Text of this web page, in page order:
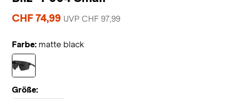
CHF 74,99 UVP CHF 97,99
Farbe: matte black
Größe: